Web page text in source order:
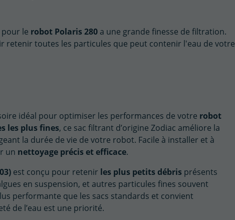
le robot Polaris 280 a une grande finesse de filtration.
retenir toutes les particules que peut contenir l'eau de votre
idéal pour optimiser les performances de votre robot
les plus fines, ce sac filtrant d’origine Zodiac améliore la
la durée de vie de votre robot. Facile à installer et à
un nettoyage précis et efficace.
est conçu pour retenir les plus petits débris présents
en suspension, et autres particules fines souvent
performante que les sacs standards et convient
de l’eau est une priorité.